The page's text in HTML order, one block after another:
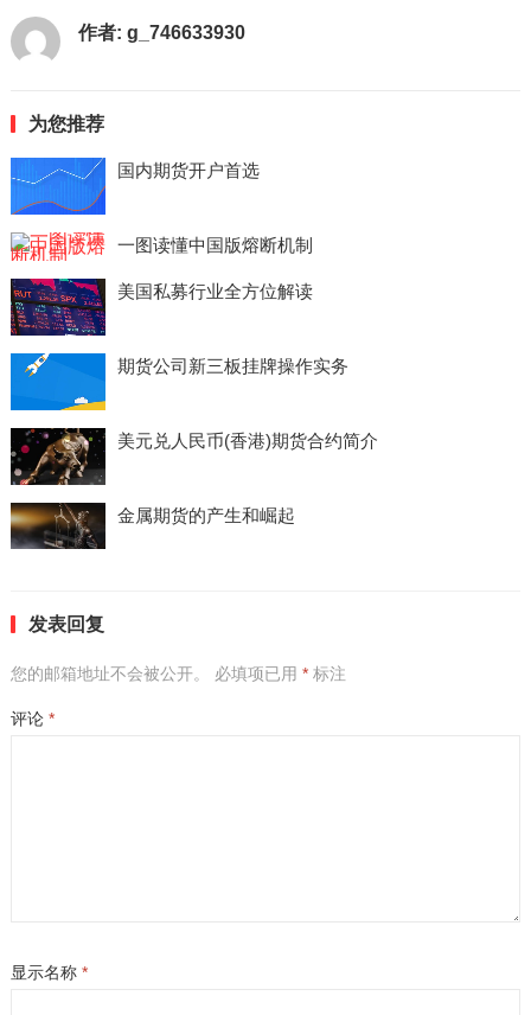
作者: g_746633930
为您推荐
国内期货开户首选
一图读懂中国版熔断机制
美国私募行业全方位解读
期货公司新三板挂牌操作实务
美元兑人民币(香港)期货合约简介
金属期货的产生和崛起
发表回复
您的邮箱地址不会被公开。 必填项已用 *标注
评论 *
显示名称 *